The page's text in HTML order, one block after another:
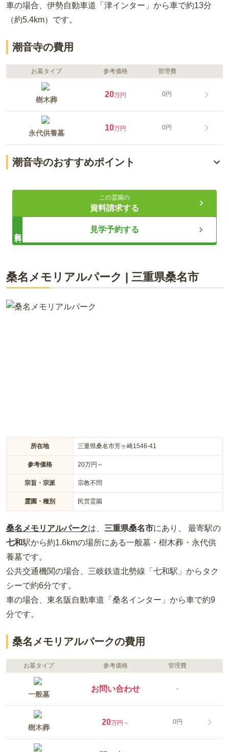
車の場合 、伊勢自動車道「津インター」から車で約13分
（約5.4km） です。
潮音寺の費用
お墓タイプ 参考価格 管理費
樹木葬
20万円 0円
永代供養墓
10万円 0円
潮音寺のおすすめポイント
近鉄名古屋線「津駅」から好アクセス
大切な人と一緒に眠れるお墓
潮音寺 結びの丘は、三重県津市中河原にある永代供養の樹木葬
墓地です。「ひかり」「よろこび」「やすらぎ」とそれぞれ名
この霊園の
資料請求する
見学予約する
桑名メモリアルパーク 三重県桑名市
所在地 三重県桑名市芳ヶ崎1546-41
参考価格 20万円～
宗旨・宗派 宗教不問
霊園・種別 民営霊園
桑名メモリアルパークは、 三重県桑名市にあり、 最寄駅の
七和駅から約1.6kmの場所にある一般墓・樹木葬・永代供
養墓です。
公共交通機関の場合 、三岐鉄道北勢線「七和駅」からタク
シーで約6分です。
車の場合 、東名阪自動車道「桑名インター」から車で約9
分です。
桑名メモリアルパークの費用
お墓タイプ 参考価格 管理費
一般墓
お問い合わせ -
樹木葬
20万円～ 0円